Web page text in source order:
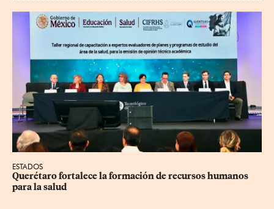
ESTADOS
Querétaro fortalece la formación de recursos humanos
para la salud